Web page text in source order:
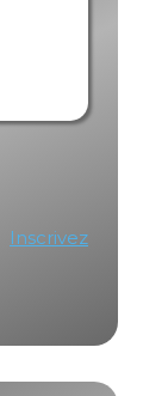
Inscrivez